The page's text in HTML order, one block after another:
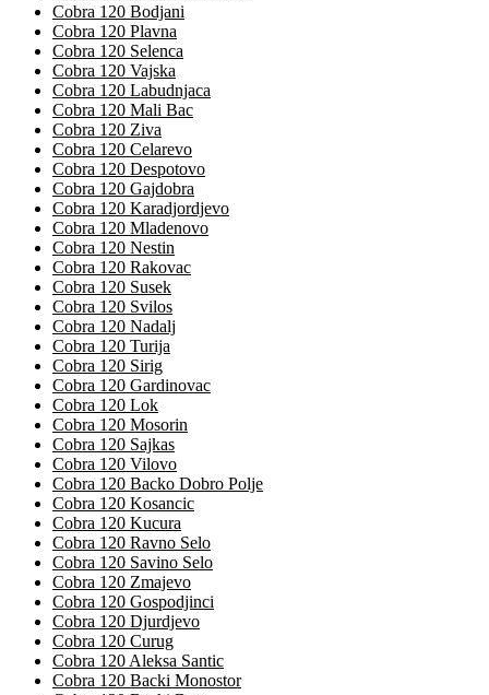
Cobra 120 Bodjani
Cobra 120 Plavna
Cobra 120 Selenca
Cobra 120 Vajska
Cobra 120 Labudnjaca
Cobra 120 Mali Bac
Cobra 120 Ziva
Cobra 120 Celarevo
Cobra 120 Despotovo
Cobra 120 Gajdobra
Cobra 120 Karadjordjevo
Cobra 120 Mladenovo
Cobra 120 Nestin
Cobra 120 Rakovac
Cobra 120 Susek
Cobra 120 Svilos
Cobra 120 Nadalj
Cobra 120 Turija
Cobra 120 Sirig
Cobra 120 Gardinovac
Cobra 120 Lok
Cobra 120 Mosorin
Cobra 120 Sajkas
Cobra 120 Vilovo
Cobra 120 Backo Dobro Polje
Cobra 120 Kosancic
Cobra 120 Kucura
Cobra 120 Ravno Selo
Cobra 120 Savino Selo
Cobra 120 Zmajevo
Cobra 120 Gospodjinci
Cobra 120 Djurdjevo
Cobra 120 Curug
Cobra 120 Aleksa Santic
Cobra 120 Backi Monostor